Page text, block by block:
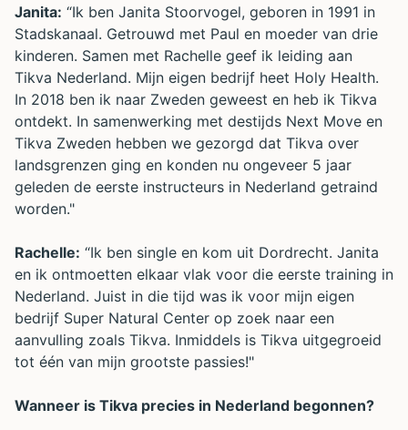
Janita: “Ik ben Janita Stoorvogel, geboren in 1991 in
Stadskanaal. Getrouwd met Paul en moeder van drie
kinderen. Samen met Rachelle geef ik leiding aan
Tikva Nederland. Mijn eigen bedrijf heet Holy Health.
In 2018 ben ik naar Zweden geweest en heb ik Tikva
ontdekt. In samenwerking met destijds Next Move en
Tikva Zweden hebben we gezorgd dat Tikva over
landsgrenzen ging en konden nu ongeveer 5 jaar
geleden de eerste instructeurs in Nederland getraind
worden."
Rachelle: “Ik ben single en kom uit Dordrecht. Janita
en ik ontmoetten elkaar vlak voor die eerste training in
Nederland. Juist in die tijd was ik voor mijn eigen
bedrijf Super Natural Center op zoek naar een
aanvulling zoals Tikva. Inmiddels is Tikva uitgegroeid
tot één van mijn grootste passies!"
Wanneer is Tikva precies in Nederland begonnen?